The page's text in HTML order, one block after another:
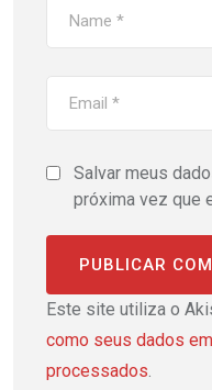
Salvar meus
próxima vez que
Este site utiliza o
como seus dados
processados.